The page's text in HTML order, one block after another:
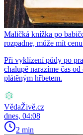
Maličká knížka po
rozpadne, může mít
Při vyklízení půdy po
chalupě narazíme čas
plátěným hřbetem.
VědaŽivě.cz
dnes, 04:08
2 min